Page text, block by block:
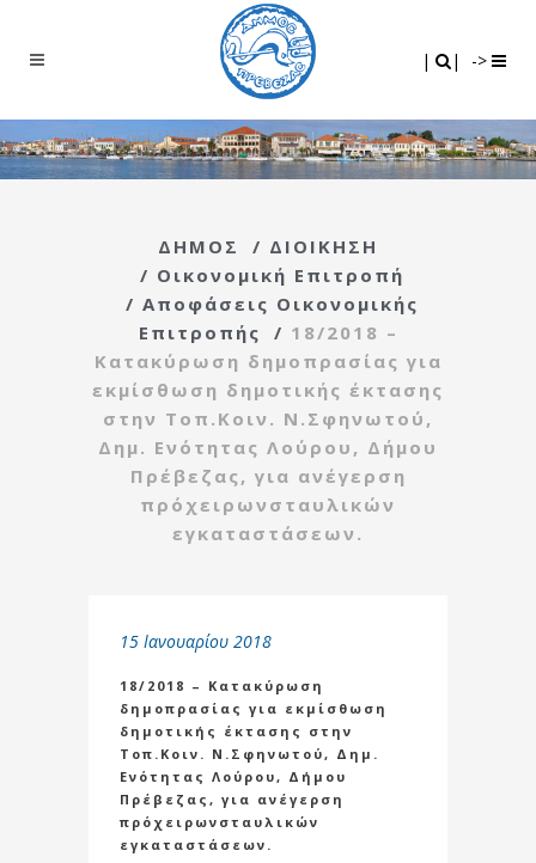
| | ->
ΔΗΜΟΣ / ΔΙΟΙΚΗΣΗ
/ Οικονομική Επιτροπή
/ Αποφάσεις Οικονομικής
Επιτροπής
/ 18/2018 –
Κατακύρωση δημοπρασίας για
εκμίσθωση δημοτικής έκτασης
στην Τοπ.Κοιν. Ν.Σφηνωτού,
Δημ. Ενότητας Λούρου, Δήμου
Πρέβεζας, για ανέγερση
πρόχειρωνσταυλικών
εγκαταστάσεων.
15 Ιανουαρίου 2018
18/2018 – Κατακύρωση
δημοπρασίας για εκμίσθωση
δημοτικής έκτασης στην
Τοπ.Κοιν. Ν.Σφηνωτού, Δημ.
Ενότητας Λούρου, Δήμου
Πρέβεζας, για ανέγερση
πρόχειρωνσταυλικών
εγκαταστάσεων.